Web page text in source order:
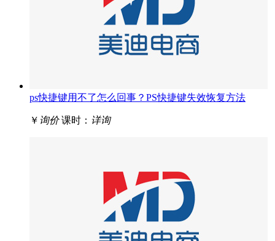
ps快捷键用不了怎么回事？PS快捷键失效恢复方法
￥ 询价 课时： 详询